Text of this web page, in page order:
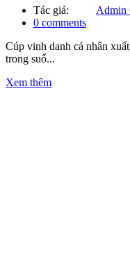
Tác giả:
Admin
0 comments
Cúp vinh danh cá nhân
trong suố...
Xem thêm